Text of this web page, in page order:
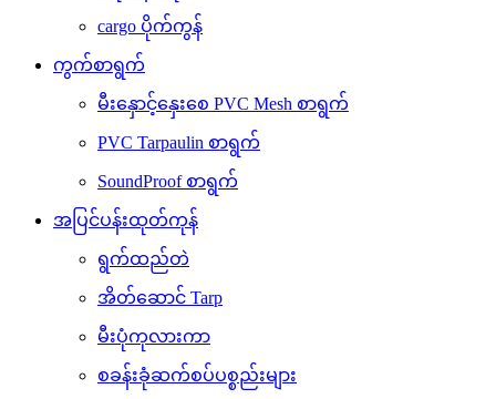
cargo ပိုက်ကွန်
ကွက်စာရွက်
မီးနှောင့်နှေးစေ PVC Mesh စာရွက်
PVC Tarpaulin စာရွက်
SoundProof စာရွက်
အပြင်ပန်းထုတ်ကုန်
ရွက်ထည်တဲ
အိတ်ဆောင် Tarp
မီးပုံကုလားကာ
စခန်းခုံဆက်စပ်ပစ္စည်းများ